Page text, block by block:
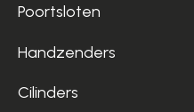
Poortsloten
Handzenders
Cilinders